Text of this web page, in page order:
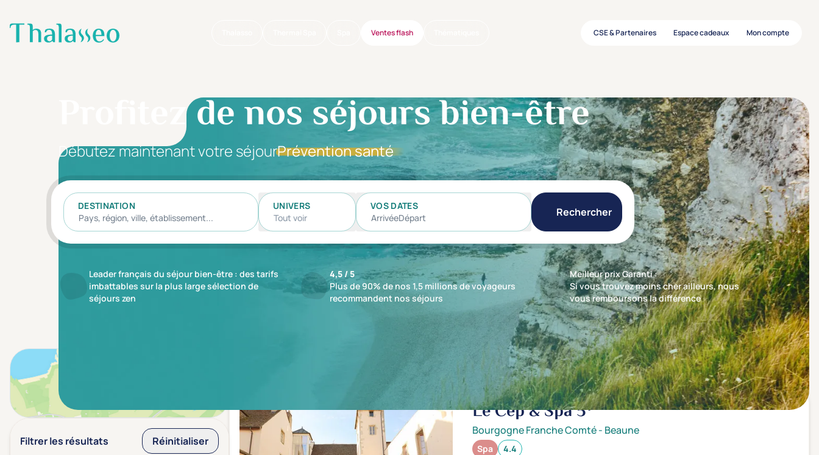
Aller au contenu principal Ventes flash CSE & Partenaires Espace cadeaux Mon compte
Profitez de nos séjours bien-être
Débutez maintenant votre séjourPrévention santé
DESTINATION
UNIVERS
Tout voir
VOS DATES
ArrivéeDépart Rechercher
Leader français du séjour bien-être : des tarifs
imbattables sur la plus large sélection de
séjours zen
4,5 / 5
Plus de 90% de nos 1,5 millions de voyageurs
recommandent nos séjours
Meilleur prix Garanti :
Si vous trouvez moins cher ailleurs, nous
vous remboursons la différence
Filtrer les résultats Réinitialiser
Trier par Nos recommandations en premier
Le Cep & Spa5*
Bourgogne Franche Comté- Beaune
Spa 4.4